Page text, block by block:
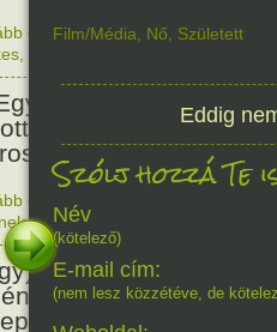
olvasom|Nincs hozzászólás,
Államok
Nagaszakira, három
támadás után.
olvasom
Szent Izsák, az
egyház
Film/Média Nő Született
Eddig
Szólj hozzá Te
Név
(kötelező)
E-mail cím:
(nem lesz közzétéve, de